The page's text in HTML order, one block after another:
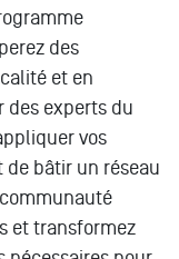
des
et en
des experts du
vos
de bâtir un réseau
et transformez